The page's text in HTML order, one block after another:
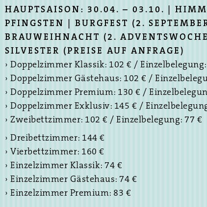
HAUPTSAISON: 30.04. – 03.10. |
PFINGSTEN | BURGFEST (2.
BRAUWEIHNACHT (2.
SILVESTER (PREISE AUF ANFRAGE)
› Doppelzimmer Klassik: 102 € / Einzelbelegung:
› Doppelzimmer Gästehaus: 102 € /
› Doppelzimmer Premium: 130 € /
› Doppelzimmer Exklusiv: 145 € /
› Zweibettzimmer: 102 € / Einzelbelegung: 77 €
› Dreibettzimmer: 144 €
› Vierbettzimmer: 160 €
› Einzelzimmer Klassik: 74 €
› Einzelzimmer Gästehaus: 74 €
› Einzelzimmer Premium: 83 €